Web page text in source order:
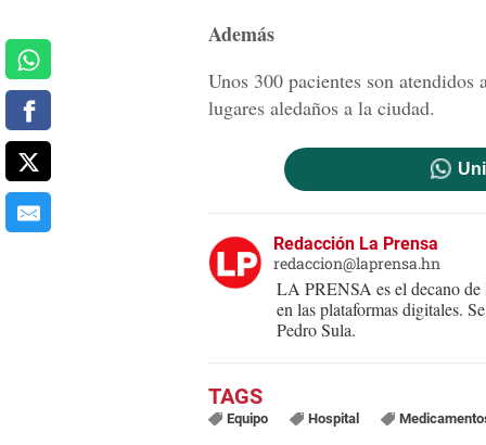
Además
Unos 300 pacientes son
lugares aledaños a la ciudad.
Redacción La Prensa
redaccion@laprensa.hn
LA PRENSA es el decano de
en las plataformas digitales.
Pedro Sula.
Equipo Hospital